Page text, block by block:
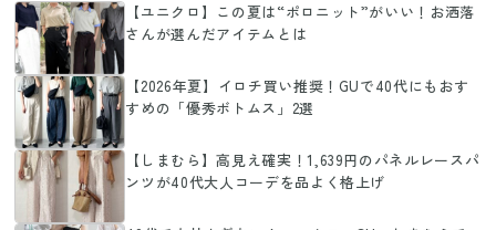
【ユニクロ】この夏は“ポロニット”がいい！お洒落
さんが選んだアイテムとは
【2026年夏】イロチ買い推奨！GUで40代にもおす
すめの「優秀ボトムス」2選
【しまむら】高見え確実！1,639円のパネルレースパ
ンツが40代大人コーデを品よく格上げ